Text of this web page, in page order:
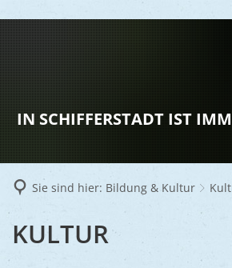
IN SCHIFFERSTADT IST
Sie sind hier: Bildung & Kultur
KULTUR
KULTUR